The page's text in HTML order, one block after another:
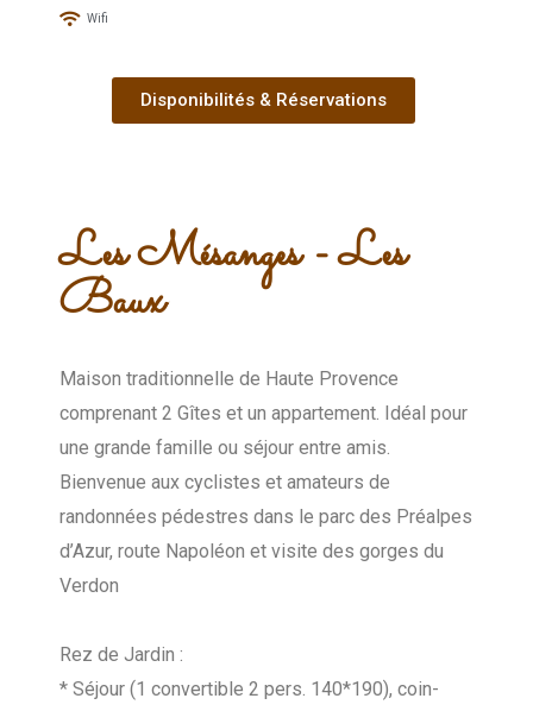
Wifi
Disponibilités & Réservations
Les Mésanges - Les
Baux
Maison traditionnelle de Haute Provence
comprenant 2 Gîtes et un appartement. Idéal pour
une grande famille ou séjour entre amis.
Bienvenue aux cyclistes et amateurs de
randonnées pédestres dans le parc des Préalpes
d’Azur, route Napoléon et visite des gorges du
Verdon
Rez de Jardin :
* Séjour (1 convertible 2 pers. 140*190), coin-